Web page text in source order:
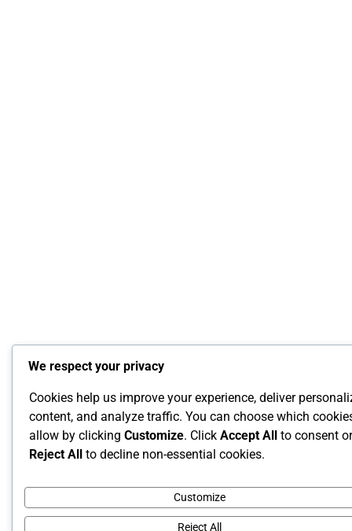
We respect your privacy
Cookies help us improve your experience, deliver
content, and analyze traffic. You can choose which
allow by clicking Customize. Click Accept All to consent or
Reject All to decline non-essential cookies.
Customize
Reject All